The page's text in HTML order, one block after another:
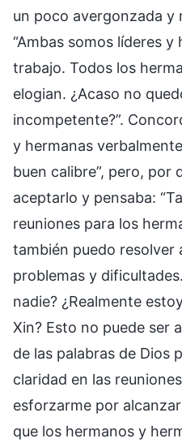
un poco avergonzada y
“Ambas somos líderes y
trabajo. Todos los
elogian. ¿Acaso no
incompetente?”.
y hermanas
buen calibre”, pero, por
aceptarlo y pensaba:
reuniones para los
también puedo resolver
problemas y
nadie? ¿Realmente
Xin? Esto no puede ser
de las palabras de Dios
claridad en las
esforzarme por
que los hermanos y